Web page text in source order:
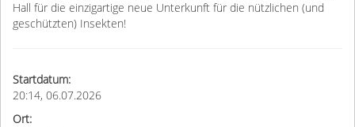
Hall für die einzigartige neue Unterkunft für die nützlichen (und
geschützten) Insekten!
Startdatum:
20:14, 06.07.2026
Ort: